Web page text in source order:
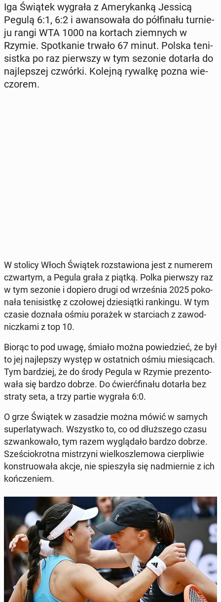
Iga Świątek wygrała z Ame­ry­kan­ką Jessicą
Pegulą 6:1, 6:2 i awan­so­wa­ła do pół­fi­na­łu tur­nie­
ju rangi WTA 1000 na kortach ziem­nych w
Rzymie. Spo­tka­nie trwało 67 minut. Polska te­ni­
sist­ka po raz pierw­szy w tym sezonie dotarła do
naj­lep­szej czwórki. Kolejną rywalkę pozna wie­
czo­rem.
W stolicy Włoch Świątek roz­sta­wio­na jest z numerem
czwar­tym, a Pegula grała z piątką. Polka pierw­szy raz
w tym sezonie i dopiero drugi od wrze­śnia 2025 po­ko­
na­ła te­ni­sist­kę z czo­ło­wej dzie­siąt­ki ran­kin­gu. W tym
czasie doznała ośmiu porażek w star­ciach z za­wod­
nicz­ka­mi z top 10.
Biorąc to pod uwagę, śmiało można po­wie­dzieć, że był
to jej naj­lep­szy występ w ostat­nich ośmiu mie­sią­cach.
Tym bar­dziej, że do środy Pegula w Rzymie pre­zen­to­
wa­ła się bardzo dobrze. Do ćwierć­fi­na­łu dotarła bez
straty seta, a trzy partie wygrała 6:0.
O grze Świątek w za­sa­dzie można mówić w samych
su­per­la­ty­wach. Wszyst­ko to, co od dłuż­sze­go czasu
szwan­ko­wa­ło, tym razem wy­glą­da­ło bardzo dobrze.
Sze­ścio­krot­na mi­strzy­ni wiel­kosz­le­mo­wa cier­pli­wie
kon­stru­owa­ła akcje, nie spie­szy­ła się nad­mier­nie z ich
koń­cze­niem.